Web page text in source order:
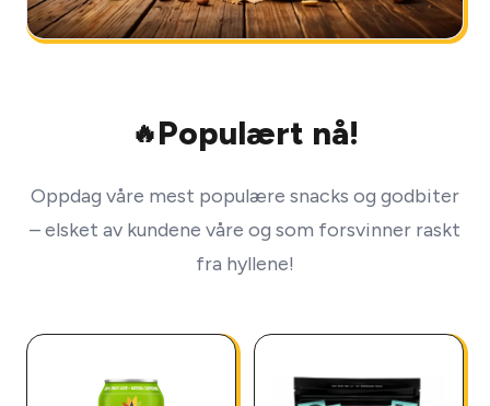
🔥Populært nå!
Oppdag våre mest populære snacks og godbiter
– elsket av kundene våre og som forsvinner raskt
fra hyllene!